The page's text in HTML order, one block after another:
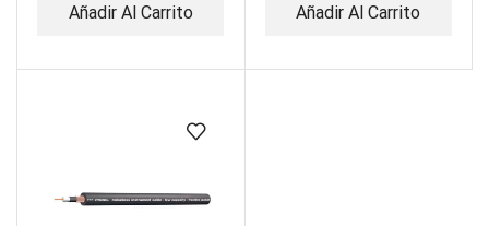
Añadir Al Carrito Añadir Al Carrito